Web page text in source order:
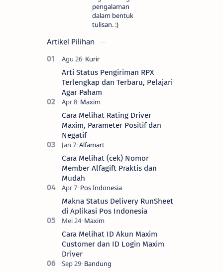
pengalaman
dalam bentuk
tulisan. :)
Artikel Pilihan
Arti Status Pengiriman RPX
Terlengkap dan Terbaru, Pelajari
Agar Paham
Cara Melihat Rating Driver
Maxim, Parameter Positif dan
Negatif
Cara Melihat (cek) Nomor
Member Alfagift Praktis dan
Mudah
Makna Status Delivery RunSheet
di Aplikasi Pos Indonesia
Cara Melihat ID Akun Maxim
Customer dan ID Login Maxim
Driver